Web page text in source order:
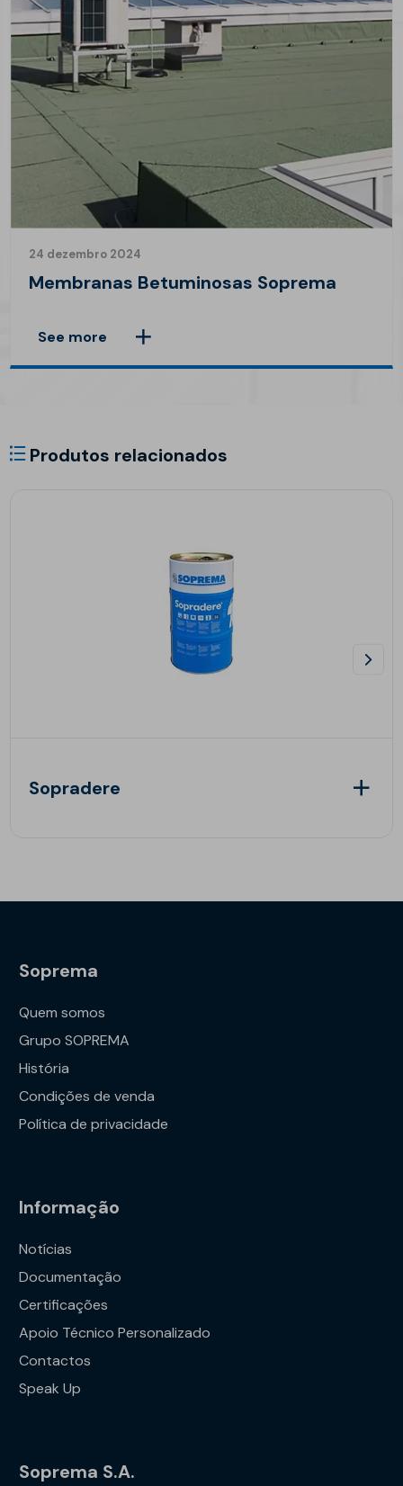
24 dezembro 2024
Membranas Betuminosas Soprema
See more
Produtos relacionados
Sopradere
Soprema
Quem somos
Grupo SOPREMA
História
Condições de venda
Política de privacidade
Informação
Notícias
Documentação
Certificações
Apoio Técnico Personalizado
Contactos
Speak Up
Soprema S.A.